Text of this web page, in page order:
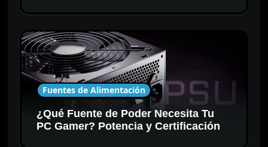
Fuentes de Alimentación
¿Qué Fuente de Poder Necesita Tu
PC Gamer? Potencia y Certificación